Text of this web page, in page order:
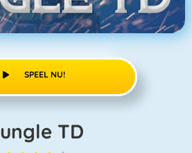
SPEEL NU!
Jungle TD